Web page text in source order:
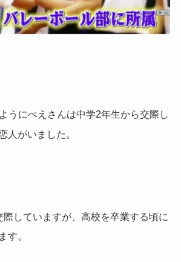
うにぺえさんは中学2年生から交際し
人がいました。
していますが、高校を卒業する頃に
す。